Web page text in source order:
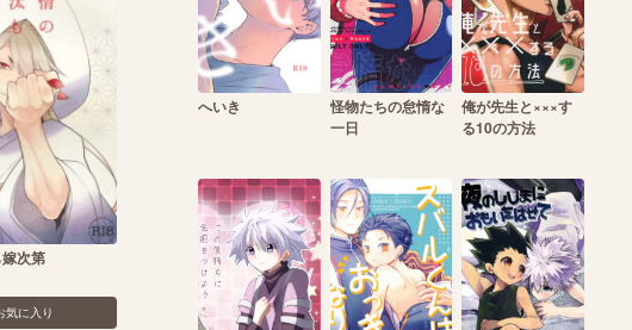
次第
気に入り
へいき
怪物たちの怠惰な
一日
俺が先生と×××す
る10の方法